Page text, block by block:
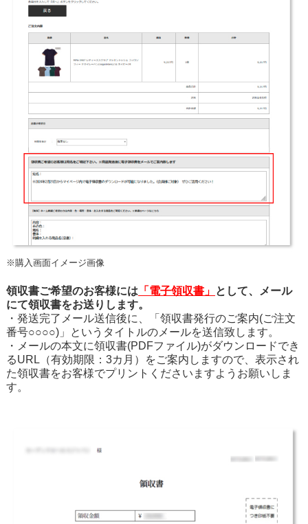
※購入画面イメージ画像
領収書ご希望のお客様には 「電子領収書」 として、メール
にて領収書をお送りします。
・発送完了メール送信後に、「領収書発行のご案内(ご注文
番号○○○○)」というタイトルのメールを送信致します。
・メールの本文に領収書(PDFファイル)がダウンロードでき
るURL（有効期限：3カ月）をご案内しますので、表示され
た領収書をお客様でプリントくださいますようお願いしま
す。